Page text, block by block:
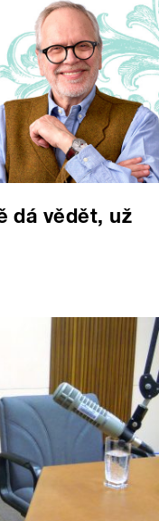
dá vědět, už